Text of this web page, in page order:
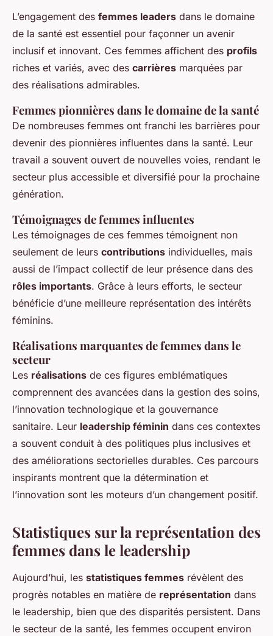
L’engagement des femmes leaders dans le domaine
de la santé est essentiel pour façonner un avenir
inclusif et innovant. Ces femmes affichent des profils
riches et variés, avec des carrières marquées par
des réalisations admirables.
Femmes pionnières dans le domaine de la santé
De nombreuses femmes ont franchi les barrières pour
devenir des pionnières influentes dans la santé. Leur
travail a souvent ouvert de nouvelles voies, rendant le
secteur plus accessible et diversifié pour la prochaine
génération.
Témoignages de femmes influentes
Les témoignages de ces femmes témoignent non
seulement de leurs contributions individuelles, mais
aussi de l’impact collectif de leur présence dans des
rôles importants. Grâce à leurs efforts, le secteur
bénéficie d’une meilleure représentation des intérêts
féminins.
Réalisations marquantes de femmes dans le
secteur
Les réalisations de ces figures emblématiques
comprennent des avancées dans la gestion des soins,
l’innovation technologique et la gouvernance
sanitaire. Leur leadership féminin dans ces contextes
a souvent conduit à des politiques plus inclusives et
des améliorations sectorielles durables. Ces parcours
inspirants montrent que la détermination et
l’innovation sont les moteurs d’un changement positif.
Statistiques sur la représentation des
femmes dans le leadership
Aujourd’hui, les statistiques femmes révèlent des
progrès notables en matière de représentation dans
le leadership, bien que des disparités persistent. Dans
le secteur de la santé, les femmes occupent environ